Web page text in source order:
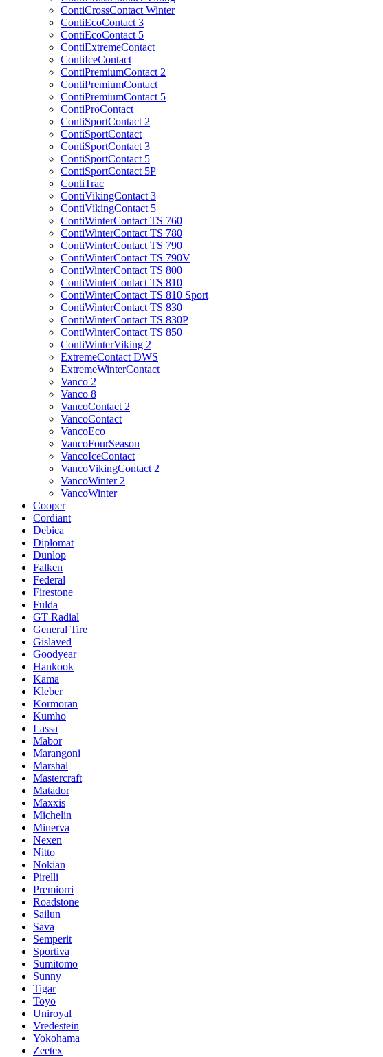
ContiCrossContact Winter
ContiEcoContact 3
ContiEcoContact 5
ContiExtremeContact
ContiIceContact
ContiPremiumContact 2
ContiPremiumContact
ContiPremiumContact 5
ContiProContact
ContiSportContact 2
ContiSportContact
ContiSportContact 3
ContiSportContact 5
ContiSportContact 5P
ContiTrac
ContiVikingContact 3
ContiVikingContact 5
ContiWinterContact TS 760
ContiWinterContact TS 780
ContiWinterContact TS 790
ContiWinterContact TS 790V
ContiWinterContact TS 800
ContiWinterContact TS 810
ContiWinterContact TS 810 Sport
ContiWinterContact TS 830
ContiWinterContact TS 830P
ContiWinterContact TS 850
ContiWinterViking 2
ExtremeContact DWS
ExtremeWinterContact
Vanco 2
Vanco 8
VancoContact 2
VancoContact
VancoEco
VancoFourSeason
VancoIceContact
VancoVikingContact 2
VancoWinter 2
VancoWinter
Cooper
Cordiant
Debica
Diplomat
Dunlop
Falken
Federal
Firestone
Fulda
GT Radial
General Tire
Gislaved
Goodyear
Hankook
Kama
Kleber
Kormoran
Kumho
Lassa
Mabor
Marangoni
Marshal
Mastercraft
Matador
Maxxis
Michelin
Minerva
Nexen
Nitto
Nokian
Pirelli
Premiorri
Roadstone
Sailun
Sava
Semperit
Sportiva
Sumitomo
Sunny
Tigar
Toyo
Uniroyal
Vredestein
Yokohama
Zeetex